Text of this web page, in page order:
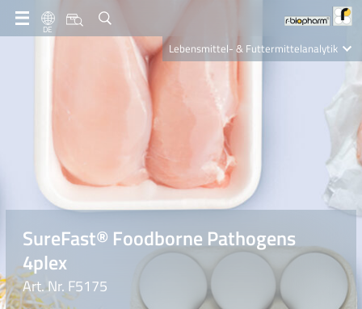
DE
Lebensmittel- & Futtermittelanalytik
Clinical Diagnostics
R-Biopharm AG
Nutrition Care
SureFast® Foodborne Pathogens
4plex
Art. Nr. F5175